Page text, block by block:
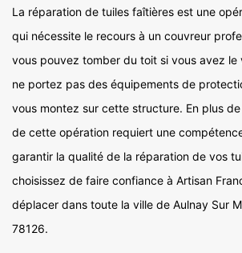
La réparation de tuiles faîtières est une
qui nécessite le recours à un couvreur
vous pouvez tomber du toit si vous avez le
ne portez pas des équipements de
vous montez sur cette structure. En plus
de cette opération requiert une
garantir la qualité de la réparation de vos
choisissez de faire confiance à Artisan
déplacer dans toute la ville de Aulnay Sur
78126.